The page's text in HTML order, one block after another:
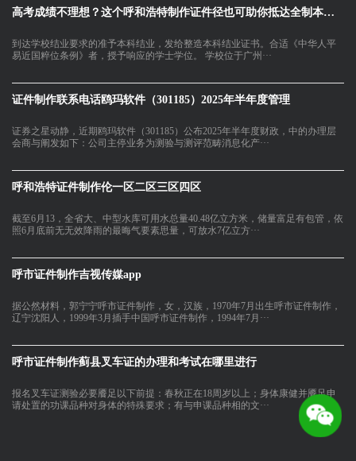
高考成绩不理想？这个呼和浩特制作证件径也可助你抵达全制本科！
到达学校结业要求的准予本科结业，发给整造本科结业证书。合适《中华人平
易近国粹位条例》者，授予响应的学士学位。 学校位于广州···
证件制作联系电话鸥玛软件（301185）2025年半年度管理
证券之星动静，近期鸥玛软件（301185）公布2025年半年度财政，中的办理层
会商与阐发如下：公司主停业务为测验与测评范畴消息化产···
呼和浩特证件制作伦一区二区三区四区
截至6月13，全省大、中型水库可用水总量40.48亿立方米，储量富足有包管，依
照6月底前无无效降雨的最晦气要素思量，可放水7亿立方···
呼市证件制作吉视传媒app
据公然材料，郭宁宁呼市证件制作，女，汉族，1970年7月出生呼市证件制作，
辽宁沈阳人，1999年3月插手中国呼市证件制作，1994年7月···
呼市证件制作蓟县叉车证的办理和考试在哪里进行
报名叉车证测验必要餍足以下前提：春秋正在18周岁以上；身体康健并餍足申
请处置的功课品种对身体的特殊要求；有与申课品种相的文···